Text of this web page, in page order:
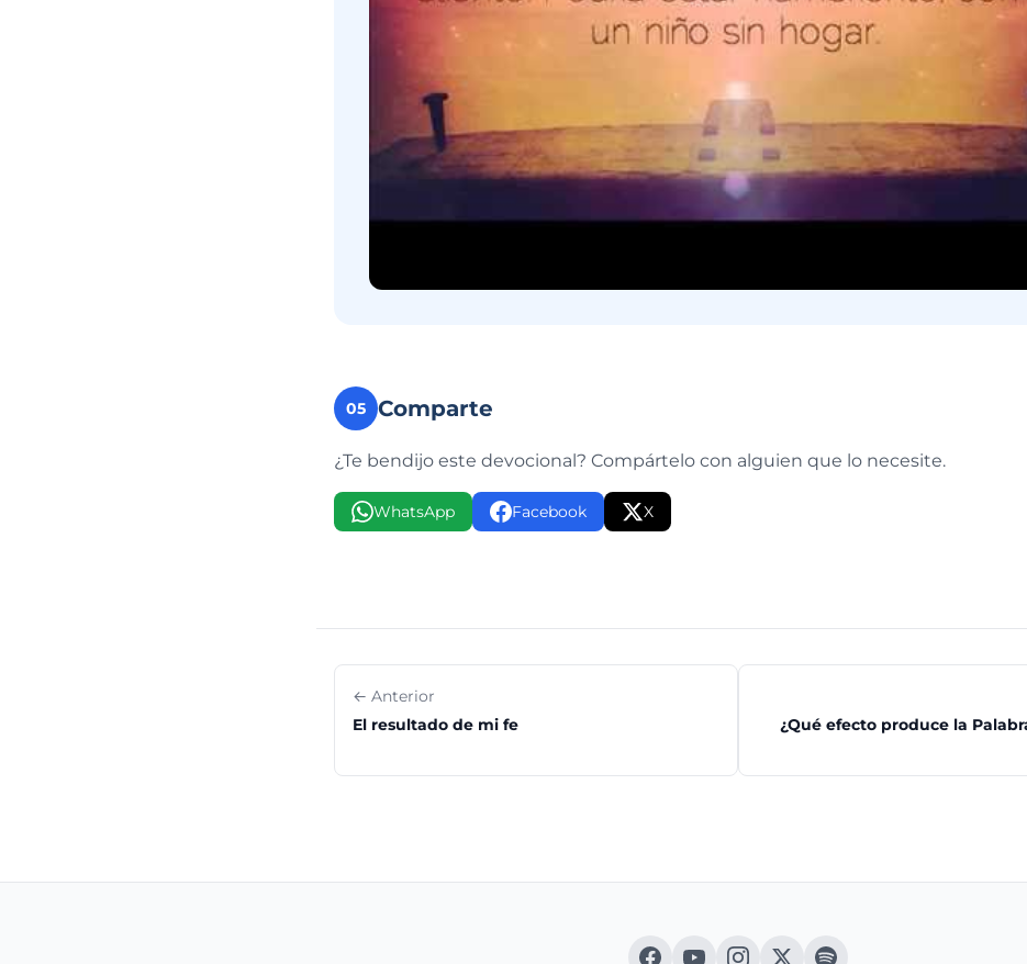
05 Comparte
¿Te bendijo este devocional? Compártelo con alguien que lo necesite.
WhatsApp Facebook X
← Anterior
El resultado de mi fe
¿Qué efecto produce la